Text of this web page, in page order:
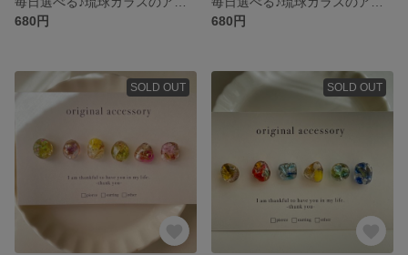
680円
680円
SOLD OUT SOLD OUT